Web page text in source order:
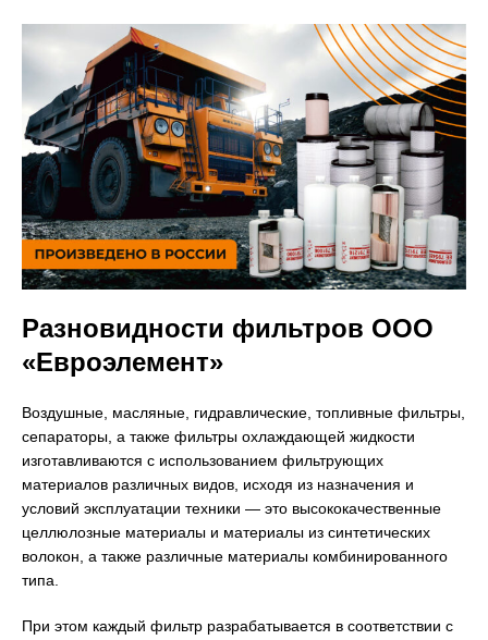
Разновидности фильтров ООО
«Евроэлемент»
Воздушные, масляные, гидравлические, топливные фильтры,
сепараторы, а также фильтры охлаждающей жидкости
изготавливаются с использованием фильтрующих
материалов различных видов, исходя из назначения и
условий эксплуатации техники — это высококачественные
целлюлозные материалы и материалы из синтетических
волокон, а также различные материалы комбинированного
типа.
При этом каждый фильтр разрабатывается в соответствии с